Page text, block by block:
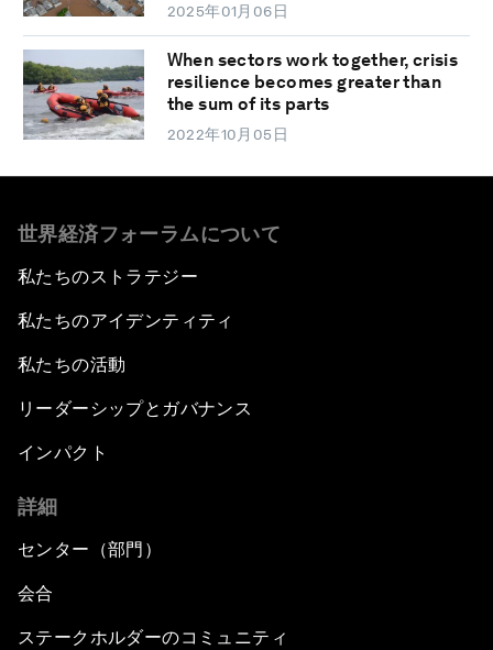
2025年01月06日
When sectors work together, crisis
resilience becomes greater than
the sum of its parts
2022年10月05日
世界経済フォーラムについて
私たちのストラテジー
私たちのアイデンティティ
私たちの活動
リーダーシップとガバナンス
インパクト
詳細
センター（部門）
会合
ステークホルダーのコミュニティ